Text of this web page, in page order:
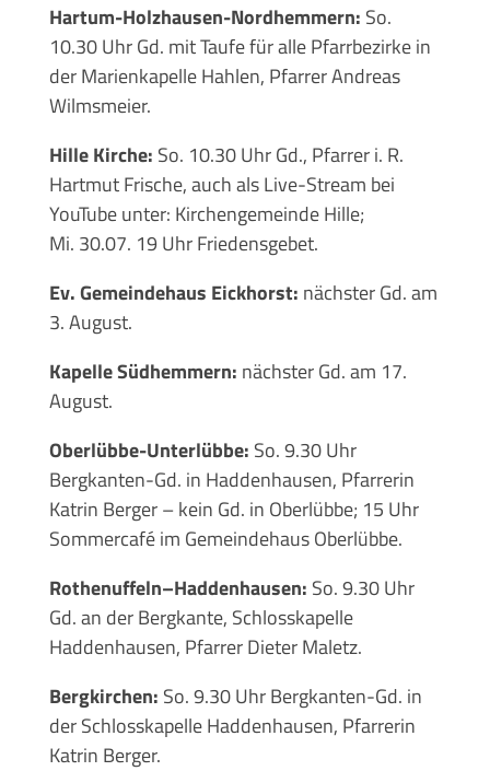
Hartum-Holzhausen-Nordhemmern: So.
10.30 Uhr Gd. mit Taufe für alle Pfarrbezirke in
der Marienkapelle Hahlen, Pfarrer Andreas
Wilmsmeier.
Hille Kirche: So. 10.30 Uhr Gd., Pfarrer i. R.
Hartmut Frische, auch als Live-Stream bei
YouTube unter: Kirchengemeinde Hille;
Mi. 30.07. 19 Uhr Friedensgebet.
Ev. Gemeindehaus Eickhorst: nächster Gd. am
3. August.
Kapelle Südhemmern: nächster Gd. am 17.
August.
Oberlübbe-Unterlübbe: So. 9.30 Uhr
Bergkanten-Gd. in Haddenhausen, Pfarrerin
Katrin Berger – kein Gd. in Oberlübbe; 15 Uhr
Sommercafé im Gemeindehaus Oberlübbe.
Rothenuffeln–Haddenhausen: So. 9.30 Uhr
Gd. an der Bergkante, Schlosskapelle
Haddenhausen, Pfarrer Dieter Maletz.
Bergkirchen: So. 9.30 Uhr Bergkanten-Gd. in
der Schlosskapelle Haddenhausen, Pfarrerin
Katrin Berger.